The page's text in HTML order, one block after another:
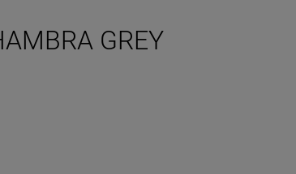
GREY